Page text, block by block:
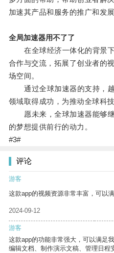
加速其产品和服务的推广和发展
全局加速器用不了了
在全球经济一体化的背景下
合作与交流，拓展了创业者的
场空间。
通过全球加速器的支持，越
领域取得成功，为推动全球科
愿未来，全球加速器能够继
的梦想提供前行的动力。
#3#
评论
游客
这款app的视频资源非常丰富，可以
2024-09-12
游客
这款app的功能非常强大，可以满足
编辑文档、制作演示文稿、管理日程